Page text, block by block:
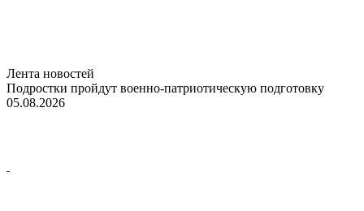
Лента новостей
Подростки пройдут военно-патриотическую подготовку
05.08.2026